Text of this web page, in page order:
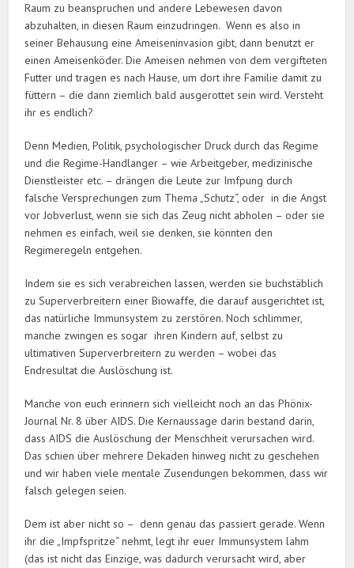
Raum zu beanspruchen und andere Lebewesen davon
abzuhalten, in diesen Raum einzudringen. Wenn es also in
seiner Behausung eine Ameiseninvasion gibt, dann benutzt er
einen Ameisenköder. Die Ameisen nehmen von dem vergifteten
Futter und tragen es nach Hause, um dort ihre Familie damit zu
füttern – die dann ziemlich bald ausgerottet sein wird. Versteht
ihr es endlich?
Denn Medien, Politik, psychologischer Druck durch das Regime
und die Regime-Handlanger – wie Arbeitgeber, medizinische
Dienstleister etc. – drängen die Leute zur Imfpung durch
falsche Versprechungen zum Thema „Schutz“, oder in die Angst
vor Jobverlust, wenn sie sich das Zeug nicht abholen – oder sie
nehmen es einfach, weil sie denken, sie könnten den
Regimeregeln entgehen.
Indem sie es sich verabreichen lassen, werden sie buchstäblich
zu Superverbreitern einer Biowaffe, die darauf ausgerichtet ist,
das natürliche Immunsystem zu zerstören. Noch schlimmer,
manche zwingen es sogar ihren Kindern auf, selbst zu
ultimativen Superverbreitern zu werden – wobei das
Endresultat die Auslöschung ist.
Manche von euch erinnern sich vielleicht noch an das Phönix-
Journal Nr. 8 über AIDS. Die Kernaussage darin bestand darin,
dass AIDS die Auslöschung der Menschheit verursachen wird.
Das schien über mehrere Dekaden hinweg nicht zu geschehen
und wir haben viele mentale Zusendungen bekommen, dass wir
falsch gelegen seien.
Dem ist aber nicht so – denn genau das passiert gerade. Wenn
ihr die „Impfspritze“ nehmt, legt ihr euer Immunsystem lahm
(das ist nicht das Einzige, was dadurch verursacht wird, aber